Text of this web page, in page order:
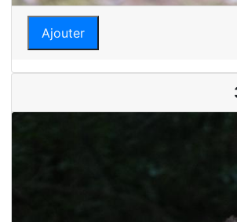
Ajouter